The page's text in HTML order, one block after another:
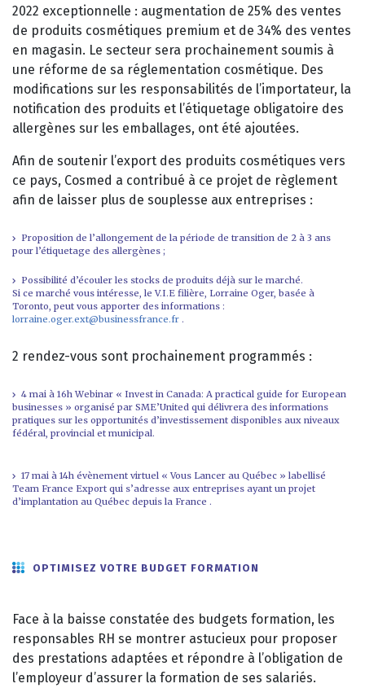
2022 exceptionnelle : augmentation de 25% des ventes
de produits cosmétiques premium et de 34% des ventes
en magasin. Le secteur sera prochainement soumis à
une réforme de sa réglementation cosmétique. Des
modifications sur les responsabilités de l’importateur, la
notification des produits et l’étiquetage obligatoire des
allergènes sur les emballages, ont été ajoutées.
Afin de soutenir l’export des produits cosmétiques vers
ce pays, Cosmed a contribué à ce projet de règlement
afin de laisser plus de souplesse aux entreprises :
Proposition de l’allongement de la période de transition de 2 à 3 ans
pour l’étiquetage des allergènes ;
Possibilité d’écouler les stocks de produits déjà sur le marché.
Si ce marché vous intéresse, le V.I.E filière, Lorraine Oger, basée à
Toronto, peut vous apporter des informations :
lorraine.oger.ext@businessfrance.fr .
2 rendez-vous sont prochainement programmés :
4 mai à 16h Webinar « Invest in Canada: A practical guide for European
businesses » organisé par SME’United qui délivrera des informations
pratiques sur les opportunités d’investissement disponibles aux niveaux
fédéral, provincial et municipal.
17 mai à 14h évènement virtuel « Vous Lancer au Québec » labellisé
Team France Export qui s’adresse aux entreprises ayant un projet
d’implantation au Québec depuis la France .
OPTIMISEZ VOTRE BUDGET FORMATION
Face à la baisse constatée des budgets formation, les
responsables RH se montrer astucieux pour proposer
des prestations adaptées et répondre à l’obligation de
l’employeur d’assurer la formation de ses salariés.